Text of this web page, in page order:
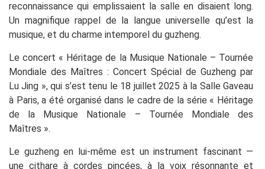
reconnaissance qui emplissaient la salle en disaient long.
Un magnifique rappel de la langue universelle qu’est la
musique, et du charme intemporel du guzheng.
Le concert « Héritage de la Musique Nationale – Tournée
Mondiale des Maîtres : Concert Spécial de Guzheng par
Lu Jing », qui s’est tenu le 18 juillet 2025 à la Salle Gaveau
à Paris, a été organisé dans le cadre de la série « Héritage
de la Musique Nationale – Tournée Mondiale des
Maîtres ».
Le guzheng en lui-même est un instrument fascinant —
une cithare à cordes pincées, à la voix résonnante et